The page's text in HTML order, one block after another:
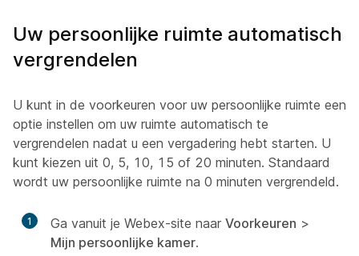
Uw persoonlijke ruimte automatisch
vergrendelen
U kunt in de voorkeuren voor uw persoonlijke ruimte een
optie instellen om uw ruimte automatisch te
vergrendelen nadat u een vergadering hebt starten. U
kunt kiezen uit 0, 5, 10, 15 of 20 minuten. Standaard
wordt uw persoonlijke ruimte na 0 minuten vergrendeld.
1 Ga vanuit je Webex-site naar Voorkeuren >
Mijn persoonlijke kamer.